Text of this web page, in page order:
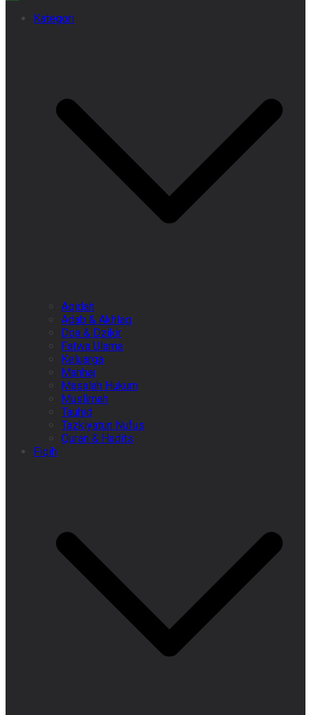
Kategori
Aqidah
Adab & Akhlaq
Doa & Dzikir
Fatwa Ulama
Keluarga
Manhaj
Masalah Hukum
Muslimah
Tauhid
Tazkiyatun Nufus
Quran & Hadits
Fiqih